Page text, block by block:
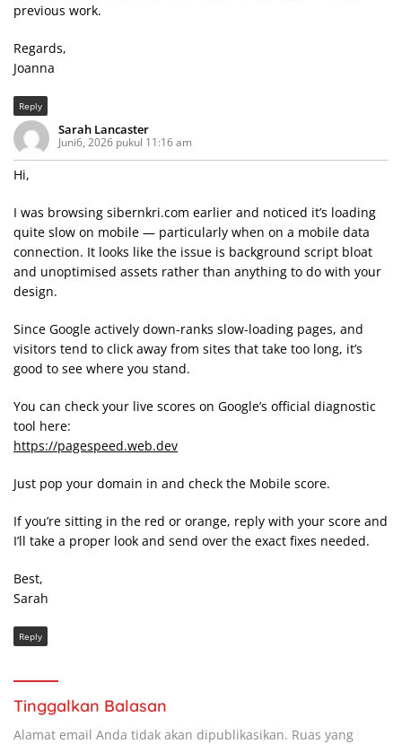
previous work.
Regards,
Joanna
Reply
Sarah Lancaster
Juni6, 2026 pukul 11:16 am
Hi,
I was browsing sibernkri.com earlier and noticed it’s loading
quite slow on mobile — particularly when on a mobile data
connection. It looks like the issue is background script bloat
and unoptimised assets rather than anything to do with your
design.
Since Google actively down-ranks slow-loading pages, and
visitors tend to click away from sites that take too long, it’s
good to see where you stand.
You can check your live scores on Google’s official diagnostic
tool here:
https://pagespeed.web.dev
Just pop your domain in and check the Mobile score.
If you’re sitting in the red or orange, reply with your score and
I’ll take a proper look and send over the exact fixes needed.
Best,
Sarah
Reply
Tinggalkan Balasan
Alamat email Anda tidak akan dipublikasikan. Ruas yang